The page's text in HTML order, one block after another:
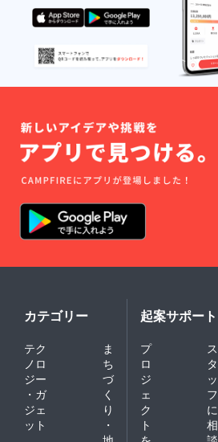
カテゴリー
テク
ノロ
ジー
・ガ
ジェ
ット
ま
ち
づ
く
り
・
起案サポート
プ
ロ
ジ
ェ
ク
ト
ス
タ
ッ
フ
に
相